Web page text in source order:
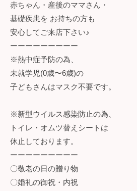
赤ちゃん・産後のママさん・
基礎疾患を お持ちの方も
安心してご来店下さい♪
ーーーーーーーーー
※熱中症予防の為、
未就学児(0歳〜6歳)の
子どもさんはマスク不要です。
※新型ウイルス感染防止の為、
トイレ・オムツ替えシートは
休止しております。
ーーーーーーーーー
〇敬老の日の贈り物
〇婚礼の御祝・内祝